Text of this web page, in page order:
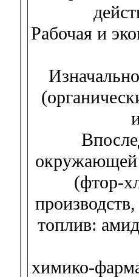
Рабочая и
окружающей
(фтор-
топлив:
химико-